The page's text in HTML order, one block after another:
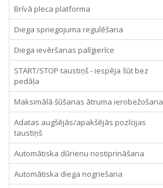
Brīvā pleca platforma
Diega spriegojuma regulēšana
Diega ievēršanas palīgierīce
START/STOP taustiņš - iespēja šūt bez
pedāļa
Maksimālā šūšanas ātruma ierobežošana
Adatas augšējās/apakšējās pozīcijas
taustiņš
Automātiska dūrienu nostiprināšana
Automātiska diega nogriešana